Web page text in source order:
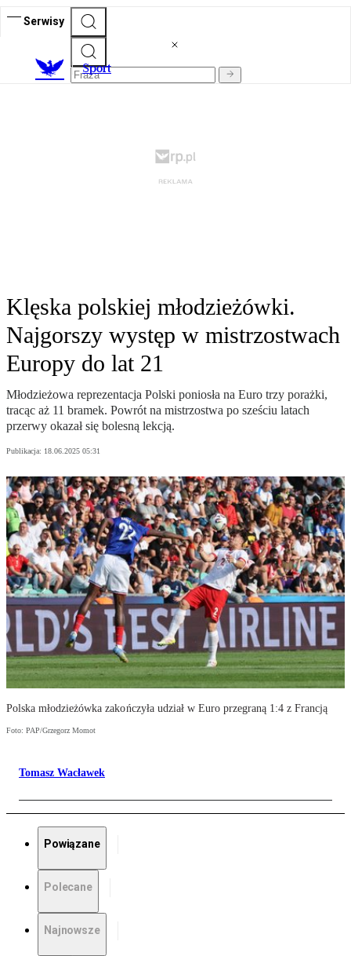
Serwisy
Sport
Klęska polskiej młodzieżówki.
Najgorszy występ w mistrzostwach
Europy do lat 21
Młodzieżowa reprezentacja Polski poniosła na Euro trzy porażki,
tracąc aż 11 bramek. Powrót na mistrzostwa po sześciu latach
przerwy okazał się bolesną lekcją.
Publikacja: 18.06.2025 05:31
Polska młodzieżówka zakończyła udział w Euro przegraną 1:4 z Francją
Foto: PAP/Grzegorz Momot
Tomasz Wacławek
Powiązane
Polecane
Najnowsze